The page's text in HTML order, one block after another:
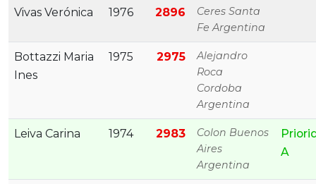
Vivas Verónica 1976 2896
Ceres Santa
Fe Argentina
Bottazzi Maria
Ines
1975 2975
Alejandro
Roca
Cordoba
Argentina
Leiva Carina 1974 2983
Colon Buenos
Aires
Argentina
A